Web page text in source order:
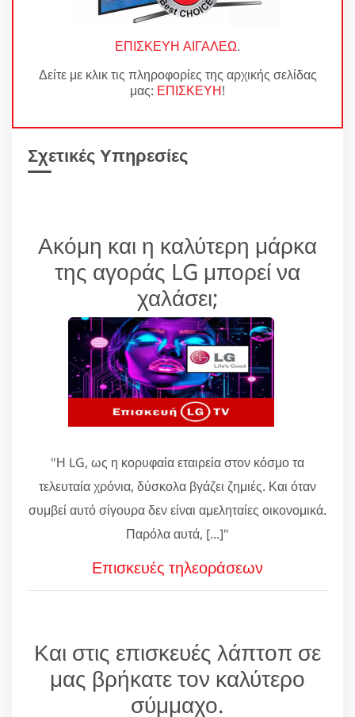
ΕΠΙΣΚΕΥΗ ΑΙΓΑΛΕΩ.
Δείτε με κλικ τις πληροφορίες της αρχικής σελίδας
μας: ΕΠΙΣΚΕΥΗ!
Σχετικές Υπηρεσίες
Ακόμη και η καλύτερη μάρκα
της αγοράς LG μπορεί να
χαλάσει;
"Η LG, ως η κορυφαία εταιρεία στον κόσμο τα
τελευταία χρόνια, δύσκολα βγάζει ζημιές. Και όταν
συμβεί αυτό σίγουρα δεν είναι αμεληταίες οικονομικά.
Παρόλα αυτά, [...]"
Επισκευές τηλεοράσεων
Και στις επισκευές λάπτοπ σε
μας βρήκατε τον καλύτερο
σύμμαχο.